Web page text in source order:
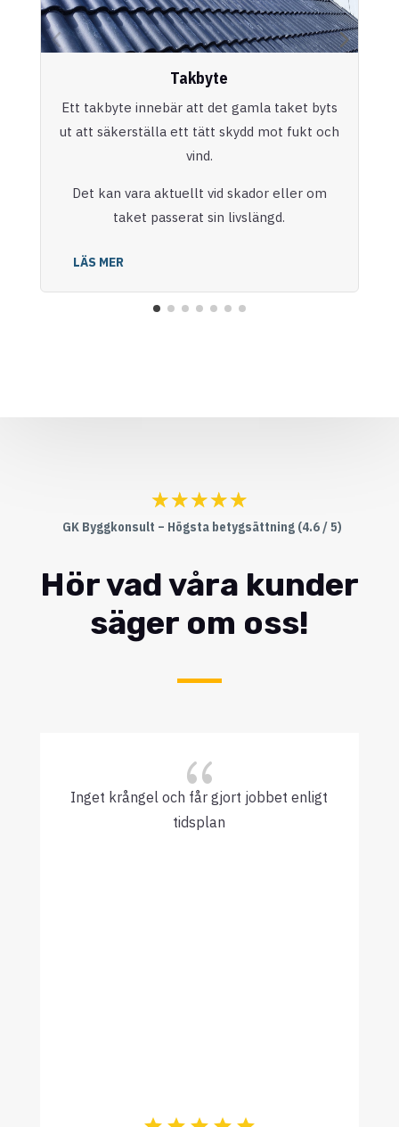
Takbyte
Ett takbyte innebär att det gamla taket byts
ut att säkerställa ett tätt skydd mot fukt och
vind.
Det kan vara aktuellt vid skador eller om
taket passerat sin livslängd.
LÄS MER
☆☆☆☆☆
GK Byggkonsult – Högsta betygsättning (4.6 / 5)
Hör vad våra kunder
säger om oss!
{
Inget krångel och får gjort jobbet enligt
tidsplan